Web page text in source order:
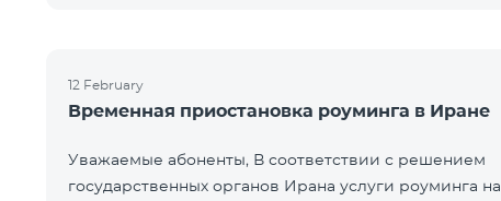
12 February
Временная приостановка роуминга в Иране
Уважаемые абоненты, В соответствии с решением
государственных органов Ирана услуги роуминга на